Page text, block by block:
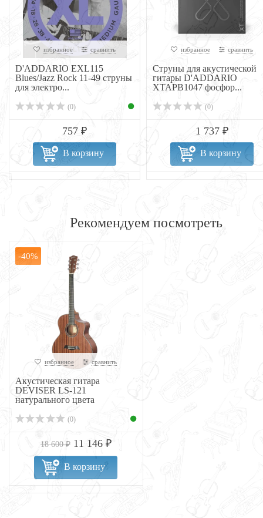
избранное сравнить
D'ADDARIO EXL115
Blues/Jazz Rock 11-49 струны
для электро...
(0)
757 ₽
В корзину
избранное сравнить
Струны для акустической
гитары D'ADDARIO
XTAPB1047 фосфор...
(0)
1 737 ₽
В корзину
Рекомендуем посмотреть
-40%
избранное сравнить
Акустическая гитара
DEVISER LS-121
натурального цвета
(0)
18 600 ₽ 11 146 ₽
В корзину